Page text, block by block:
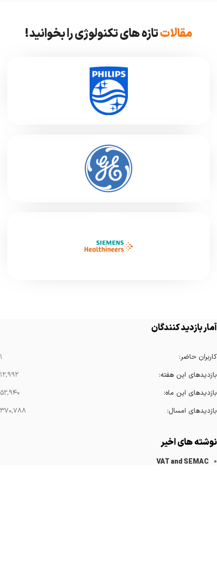
مقالاتتازه های تکنولوژی را بخوانید!
آمار بازدید کنندگان
کاربران حاضر:
۱
بازدیدهای این هفته:
۱۲,۹۹۲
بازدیدهای این ماه:
۵۲,۹۴۰
بازدیدهای امسال:
۳۷۰,۷۸۸
نوشته های اخیر
VAT and SEMAC